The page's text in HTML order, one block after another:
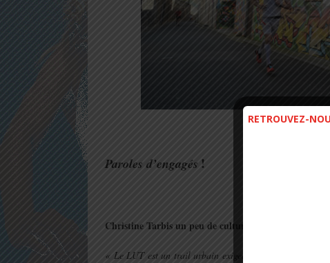
Paroles d’engagés !
Christine Tarbis un peu de culture ne fait pas de mal !
« Le LUT est un trail urbain exigeant et rythmé, des
RETROUVEZ-